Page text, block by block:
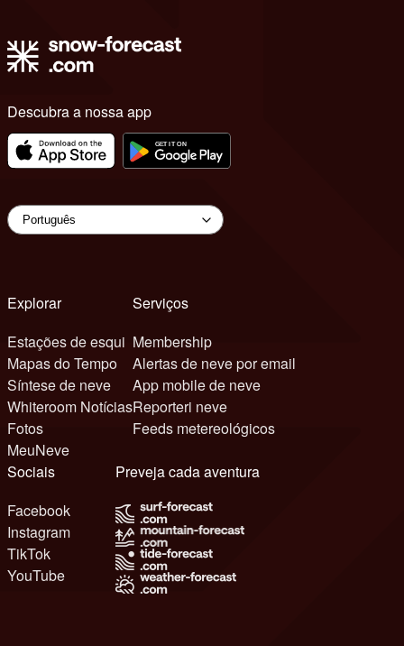
Descubra a nossa app
Explorar
Estações de esqui
Mapas do Tempo
Síntese de neve
Whiteroom Notícias
Fotos
MeuNeve
Serviços
Membership
Alertas de neve por email
App mobile de neve
Reporteri neve
Feeds metereológicos
Sociais
Facebook
Instagram
TikTok
YouTube
Preveja cada aventura